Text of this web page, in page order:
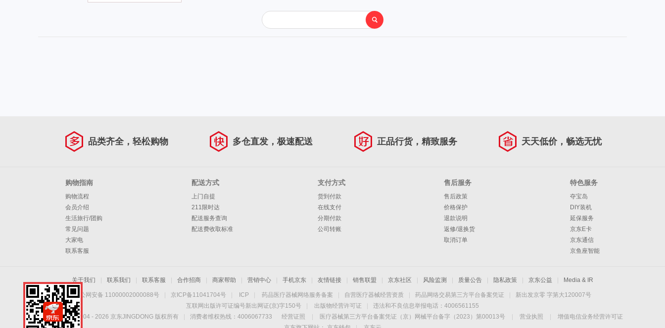
品类齐全，轻松购物 多仓直发，极速配送 正品行货，精致服务 天天低价，畅选无忧
购物指南
购物流程
会员介绍
生活旅行/团购
常见问题
大家电
联系客服
配送方式
上门自提
211限时达
配送服务查询
配送费收取标准
支付方式
货到付款
在线支付
分期付款
公司转账
售后服务
售后政策
价格保护
退款说明
返修/退换货
取消订单
特色服务
夺宝岛
DIY装机
延保服务
京东E卡
京东通信
京鱼座智能
关于我们 联系我们 联系客服 合作招商 商家帮助 营销中心 手机京东 友情链接 销售联盟 京东社区 风险监测 质量公告 隐私政策 京东公益 Media & IR
京公网安备 11000002000088号 京ICP备11041704号 ICP 药品医疗器械网络服务备案 自营医疗器械经营资质 药品网络交易第三方平台备案凭证
新出发京零 字第大120007号
互联网出版许可证编号新出网证(京)字150号
出版物经营许可证
违法和不良信息举报电话：4006561155
Copyright © 2004 - 2026 京东JINGDONG 版权所有 消费者维权热线：4006067733 经营证照 医疗器械第三方平台备案凭证（京）网械平台备字（2023）第00013号 营业执照
增值电信业务经营许可证